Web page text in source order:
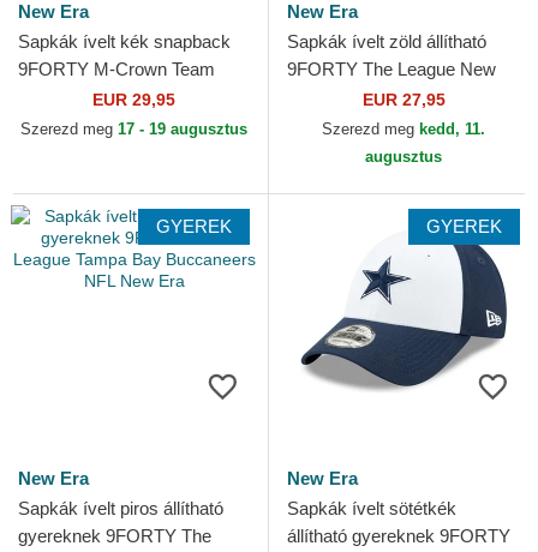
New Era
Sapkák ívelt kék snapback
9FORTY M-Crown Team
New York Giants NFL New
Era
EUR 29,95
Szerezd meg 17 - 19 augusztus
New Era
Sapkák ívelt zöld állítható
9FORTY The League New
York Jets NFL New Era
EUR 27,95
Szerezd meg kedd, 11.
augusztus
GYEREK
New Era
Sapkák ívelt piros állítható
gyereknek 9FORTY The
GYEREK
New Era
Sapkák ívelt sötétkék
állítható gyereknek 9FORTY